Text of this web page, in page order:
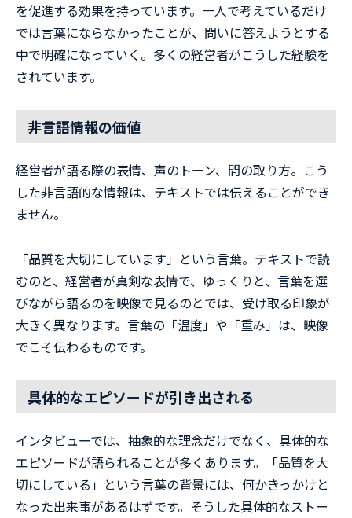
を促進する効果を持っています。一人で考えているだけ
では言葉にならなかったことが、問いに答えようとする
中で明確になっていく。多くの経営者がこうした経験を
されています。
非言語情報の価値
経営者が語る際の表情、声のトーン、間の取り方。こう
した非言語的な情報は、テキストでは伝えることができ
ません。
「品質を大切にしています」という言葉。テキストで読
むのと、経営者が真剣な表情で、ゆっくりと、言葉を選
びながら語るのを映像で見るのとでは、受け取る印象が
大きく異なります。言葉の「温度」や「重み」は、映像
でこそ伝わるものです。
具体的なエピソードが引き出される
インタビューでは、抽象的な理念だけでなく、具体的な
エピソードが語られることが多くあります。「品質を大
切にしている」という言葉の背景には、何かきっかけと
なった出来事があるはずです。そうした具体的なストー